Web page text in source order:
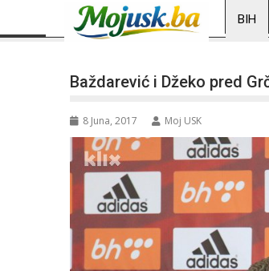
BIH
Baždarević i Džeko pred
8 Juna, 2017 Moj USK